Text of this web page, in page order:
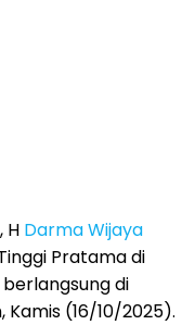
H Darma Wijaya
Pratama di
di
Kamis (16/10/2025).